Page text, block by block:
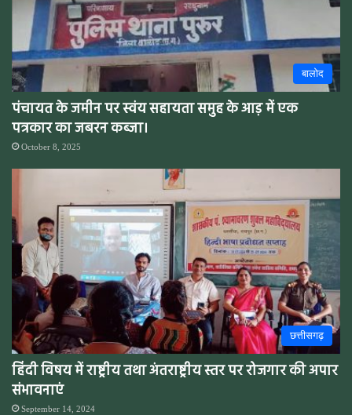
बालोद
पंचायत के जमीन पर स्वंय सहायता समुह के आड़ में एक
पत्रकार का जबरन कब्जा।
October 8, 2025
छत्तीसगढ़
हिंदी विषय में राष्ट्रीय तथा अंतराष्ट्रीय स्तर पर रोजगार की अपार
संभावनाएं
September 14, 2024